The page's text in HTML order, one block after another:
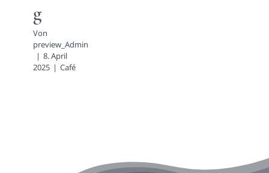
g
Von
preview_Admin
| 8. April
2025 | Café